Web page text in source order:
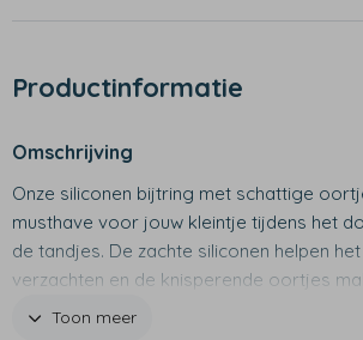
Productinformatie
Omschrijving
Onze siliconen bijtring met schattige
musthave voor jouw kleintje tijdens het
de tandjes. De zachte siliconen helpen
verzachten en de knisperende oortjes
extra leuk. Extra bijzonder? Je
Toon meer